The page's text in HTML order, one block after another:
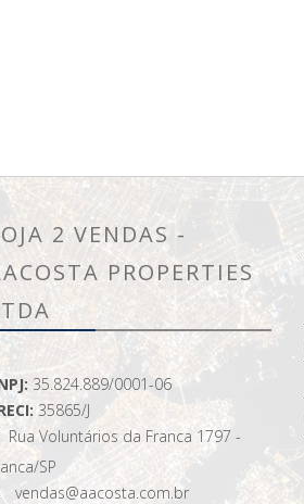
2 VENDAS -
PROPERTIES
35.824.889/0001-06
35865/J
Rua Voluntários da Franca 1797 -
SP
vendas@aacosta.com.br